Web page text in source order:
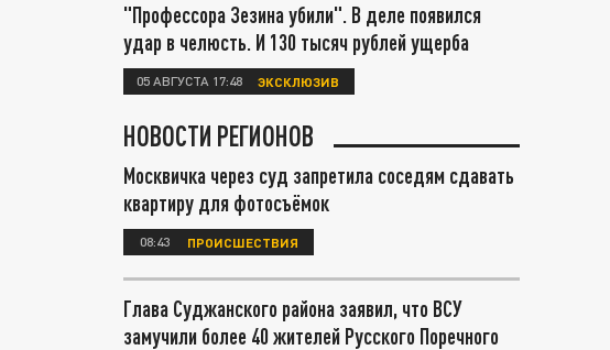
"Профессора Зезина убили". В деле появился
удар в челюсть. И 130 тысяч рублей ущерба
05 АВГУСТА 17:48 ЭКСКЛЮЗИВ
НОВОСТИ РЕГИОНОВ
Москвичка через суд запретила соседям сдавать
квартиру для фотосъёмок
08:43 ПРОИСШЕСТВИЯ
Глава Суджанского района заявил, что ВСУ
замучили более 40 жителей Русского Поречного